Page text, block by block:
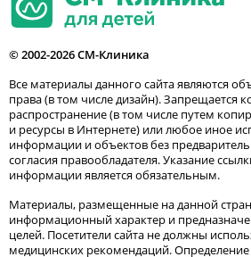
© 2002-2026 СМ-Клиника
Все материалы данного сайта являются
права (в том числе дизайн). Запрещается
распространение (в том числе путем
и ресурсы в Интернете) или любое иное
информации и объектов без
согласия правообладателя. Указание
информации является обязательным.
Материалы, размещенные на данной
информационный характер и
целей. Посетители сайта не должны
медицинских рекомендаций.